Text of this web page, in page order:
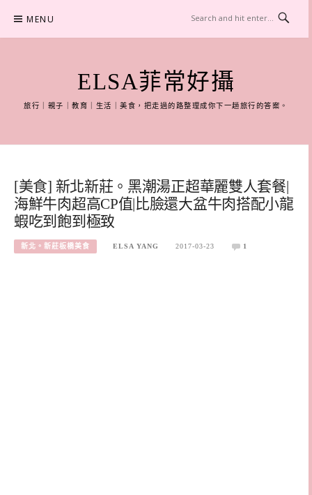
content
MENU
ELSA菲常好攝
旅行｜親子｜教育｜生活｜美食，把走過的路整理成你下一趟旅行的答案。
[美食] 新北新莊。黑潮湯正超華麗雙人套餐|
海鮮牛肉超高CP值|比臉還大盆牛肉搭配小龍
蝦吃到飽到極致
新北。新莊板橋美食 ELSA YANG 2017-03-23 1